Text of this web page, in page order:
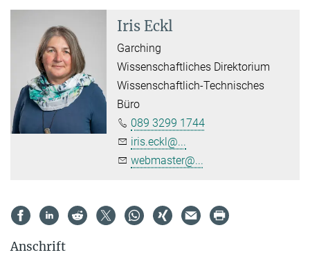
Iris Eckl
Garching
Wissenschaftliches Direktorium
Wissenschaftlich-Technisches
Büro
089 3299 1744
iris.eckl@...
webmaster@...
Anschrift